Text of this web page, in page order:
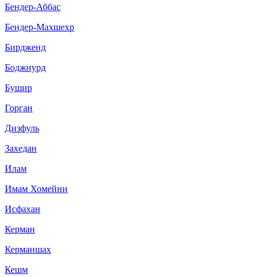
Бендер-Аббас
Бендер-Махшехр
Бирдженд
Боджнурд
Бушир
Горган
Дизфуль
Захедан
Илам
Имам Хомейни
Исфахан
Керман
Керманшах
Кешм